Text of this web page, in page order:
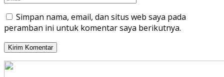
Simpan nama, email, dan situs web saya pada
peramban ini untuk komentar saya berikutnya.